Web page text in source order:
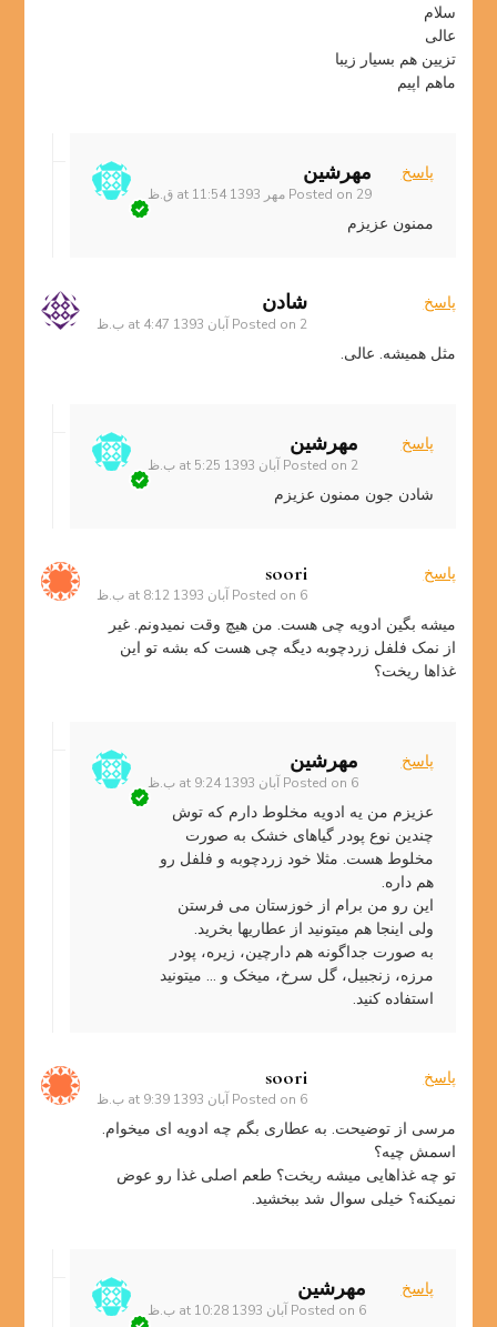
سلام
عالی
تزیین هم بسیار زیبا
ماهم اپیم
مهرشین
Posted on 29 مهر 1393 at 11:54 ق.ظ
پاسخ
ممنون عزیزم
شادن
Posted on 2 آبان 1393 at 4:47 ب.ظ
پاسخ
مثل همیشه. عالی.
مهرشین
Posted on 2 آبان 1393 at 5:25 ب.ظ
پاسخ
شادن جون ممنون عزیزم
soori
Posted on 6 آبان 1393 at 8:12 ب.ظ
پاسخ
میشه بگین ادویه چی هست. من هیچ وقت نمیدونم. غیر
از نمک فلفل زردچوبه دیگه چی هست که بشه تو این
غذاها ریخت؟
مهرشین
Posted on 6 آبان 1393 at 9:24 ب.ظ
پاسخ
عزیزم من یه ادویه مخلوط دارم که توش
چندین نوع پودر گیاهای خشک به صورت
مخلوط هست. مثلا خود زردچوبه و فلفل رو
هم داره.
این رو من برام از خوزستان می فرستن
ولی اینجا هم میتونید از عطاریها بخرید.
به صورت جداگونه هم دارچین، زیره، پودر
مرزه، زنجبیل، گل سرخ، میخک و … میتونید
استفاده کنید.
soori
Posted on 6 آبان 1393 at 9:39 ب.ظ
پاسخ
مرسی از توضیحت. به عطاری بگم چه ادویه ای میخوام.
اسمش چیه؟
تو چه غذاهایی میشه ریخت؟ طعم اصلی غذا رو عوض
نمیکنه؟ خیلی سوال شد ببخشید.
مهرشین
Posted on 6 آبان 1393 at 10:28 ب.ظ
پاسخ